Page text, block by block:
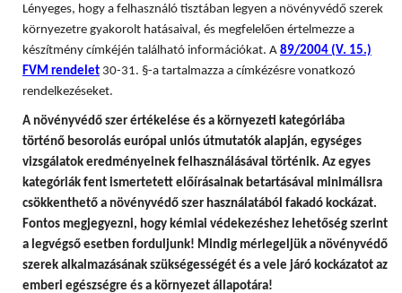
Lényeges, hogy a felhasználó tisztában legyen a növényvédő szerek
környezetre gyakorolt hatásaival, és megfelelően értelmezze a
készítmény címkéjén található információkat. A 89/2004 (V. 15.)
FVM rendelet 30-31. §-a tartalmazza a címkézésre vonatkozó
rendelkezéseket.
A növényvédő szer értékelése és a környezeti kategóriába
történő besorolás európai uniós útmutatók alapján, egységes
vizsgálatok eredményeinek felhasználásával történik. Az egyes
kategóriák fent ismertetett előírásainak betartásával minimálisra
csökkenthető a növényvédő szer használatából fakadó kockázat.
Fontos megjegyezni, hogy kémiai védekezéshez lehetőség szerint
a legvégső esetben forduljunk! Mindig mérlegeljük a növényvédő
szerek alkalmazásának szükségességét és a vele járó kockázatot az
emberi egészségre és a környezet állapotára!